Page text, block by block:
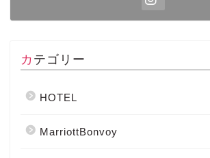
カテゴリー
HOTEL
MarriottBonvoy